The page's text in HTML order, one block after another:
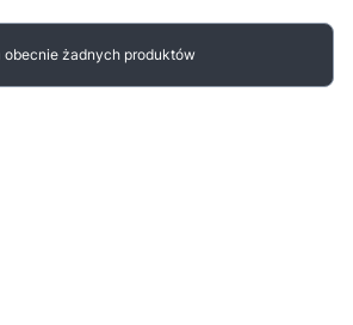
obecnie żadnych produktów